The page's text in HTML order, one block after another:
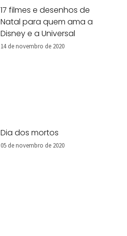
17 filmes e desenhos de
Natal para quem ama a
Disney e a Universal
14 de novembro de 2020
Dia dos mortos
05 de novembro de 2020